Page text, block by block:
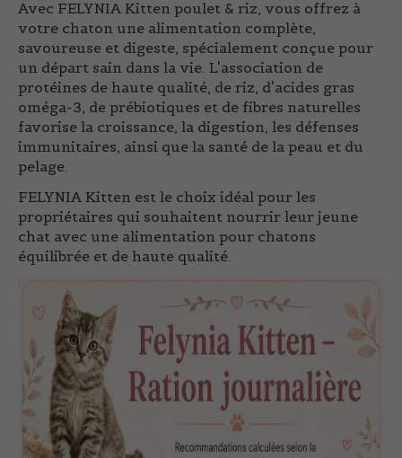
Avec FELYNIA Kitten poulet & riz, vous offrez à
votre chaton une alimentation complète,
savoureuse et digeste, spécialement conçue pour
un départ sain dans la vie. L'association de
protéines de haute qualité, de riz, d'acides gras
oméga-3, de prébiotiques et de fibres naturelles
favorise la croissance, la digestion, les défenses
immunitaires, ainsi que la santé de la peau et du
pelage.
FELYNIA Kitten est le choix idéal pour les
propriétaires qui souhaitent nourrir leur jeune
chat avec une alimentation pour chatons
équilibrée et de haute qualité.